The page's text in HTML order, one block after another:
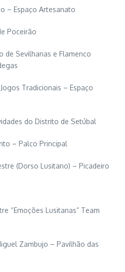
– Espaço Artesanato
Poceirão
de Sevilhanas e Flamenco
Tradicionais – Espaço
do Distrito de Setúbal
– Palco Principal
(Dorso Lusitano) – Picadeiro
“Emoções Lusitanas” Team
Zambujo – Pavilhão das